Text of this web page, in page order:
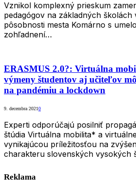
Vznikol komplexný prieskum
pedagógov na základných školách
pôsobnosti mesta Komárno s
zohľadnení…
ERASMUS 2.0?: Virtuálna
výmeny študentov aj učiteľov
na pandémiu a lockdown
9. decembra 20210
Experti odporúčajú posilniť
štúdia Virtuálna mobilita* a
vynikajúcou príležitosťou na
charakteru slovenských vysokých
Reklama